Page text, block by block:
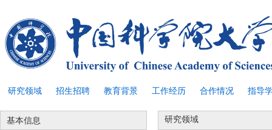
研究领域 招生招聘 教育背景 工作经历 合作情况 指导
基本信息 研究领域